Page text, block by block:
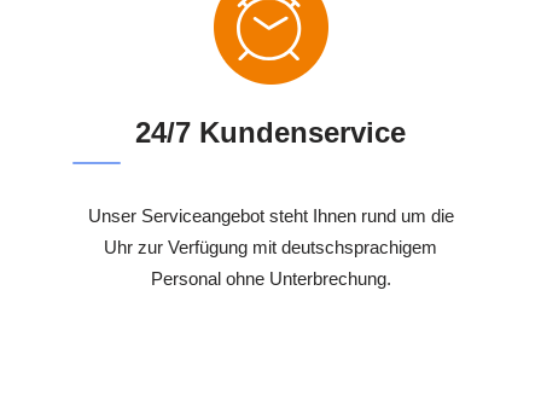
24/7 Kundenservice
Unser Serviceangebot steht Ihnen rund um die
Uhr zur Verfügung mit deutschsprachigem
Personal ohne Unterbrechung.